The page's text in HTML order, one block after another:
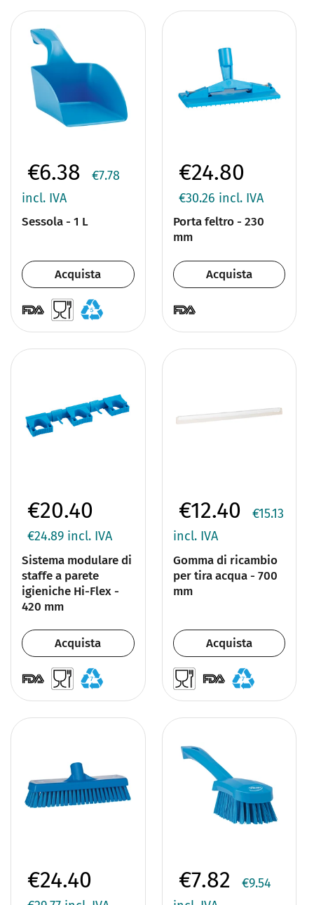
€6.38
€7.78
incl. IVA
Sessola - 1 L
Acquista
€24.80
€30.26 incl. IVA
Porta feltro - 230
mm
Acquista
€20.40
€24.89 incl. IVA
Sistema modulare di
staffe a parete
igieniche Hi-Flex -
420 mm
Acquista
€12.40
€15.13
incl. IVA
Gomma di ricambio
per tira acqua - 700
mm
Acquista
€24.40 €7.82
€9.54